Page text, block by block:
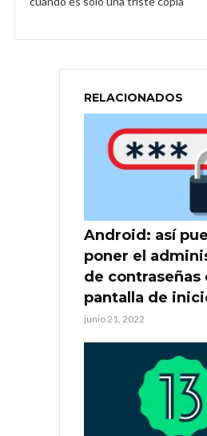
RELACIONADOS
Android: así
poner el
de contraseñas
pantalla de
junio 21, 2022